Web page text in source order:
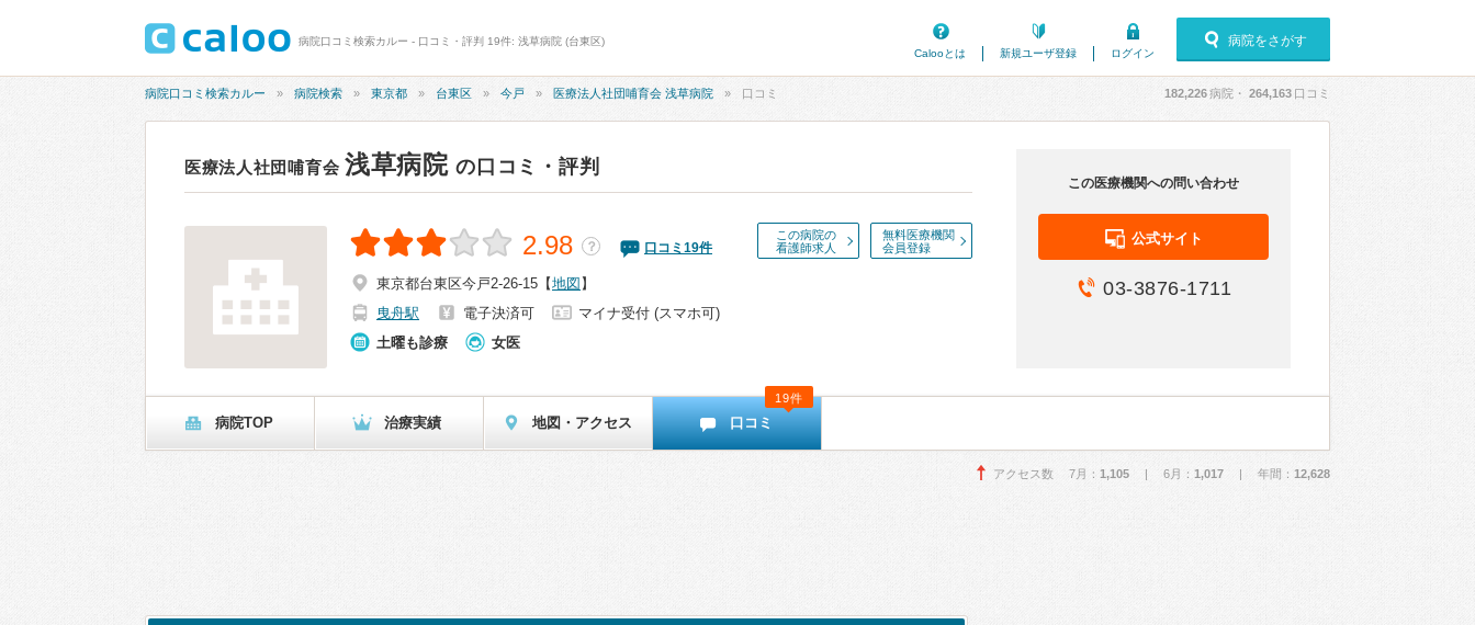
病院口コミ検索カルー - 口コミ・評判 19件: 浅草病院 (台東区)
Calooとは
新規ユーザ登録 ログイン
病院をさがす
病院口コミ検索カルー 病院検索 東京都 台東区 今戸 医療法人社団哺育会 浅草病院 口コミ 182,226病院・ 264,163 口コミ
医療法人社団哺育会 浅草病院 の口コミ・評判
この病院の
看護師求人
無料医療機関
会員登録
2.98 ？ 口コミ 19件
東京都台東区今戸2-26-15 【地図 】
曳舟駅
電子決済可
マイナ受付 (スマホ可)
土曜も診療
女医
この医療機関への問い合わせ
公式サイト
03-3876-1711
病院TOP 治療実績 地図・アクセス 口コミ
19件
アクセス数 7月： 1,105 | 6月： 1,017 | 年間： 12,628